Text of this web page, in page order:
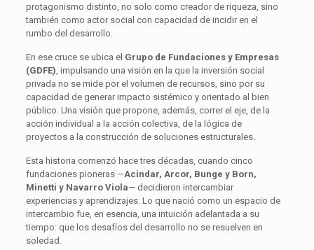
protagonismo distinto, no solo como creador de riqueza, sino
también como actor social con capacidad de incidir en el
rumbo del desarrollo.
En ese cruce se ubica el Grupo de Fundaciones y Empresas
(GDFE) , impulsando una visión en la que la inversión social
privada no se mide por el volumen de recursos, sino por su
capacidad de generar impacto sistémico y orientado al bien
público. Una visión que propone, además, correr el eje, de la
acción individual a la acción colectiva, de la lógica de
proyectos a la construcción de soluciones estructurales.
Esta historia comenzó hace tres décadas, cuando cinco
fundaciones pioneras —Acindar, Arcor, Bunge y Born,
Minetti y Navarro Viola— decidieron intercambiar
experiencias y aprendizajes. Lo que nació como un espacio de
intercambio fue, en esencia, una intuición adelantada a su
tiempo: que los desafíos del desarrollo no se resuelven en
soledad.